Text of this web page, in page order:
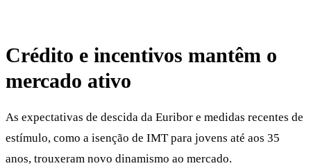
Crédito e incentivos mantêm o
mercado ativo
As expectativas de descida da Euribor e medidas recentes de
estímulo, como a isenção de IMT para jovens até aos 35
anos, trouxeram novo dinamismo ao mercado.